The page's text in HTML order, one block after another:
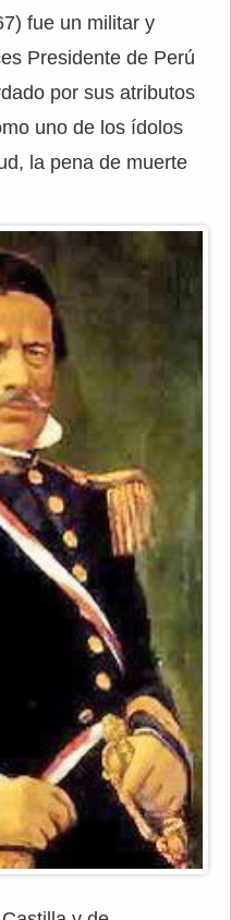
fue un militar y
Presidente de Perú
por sus atributos
uno de los ídolos
la pena de muerte